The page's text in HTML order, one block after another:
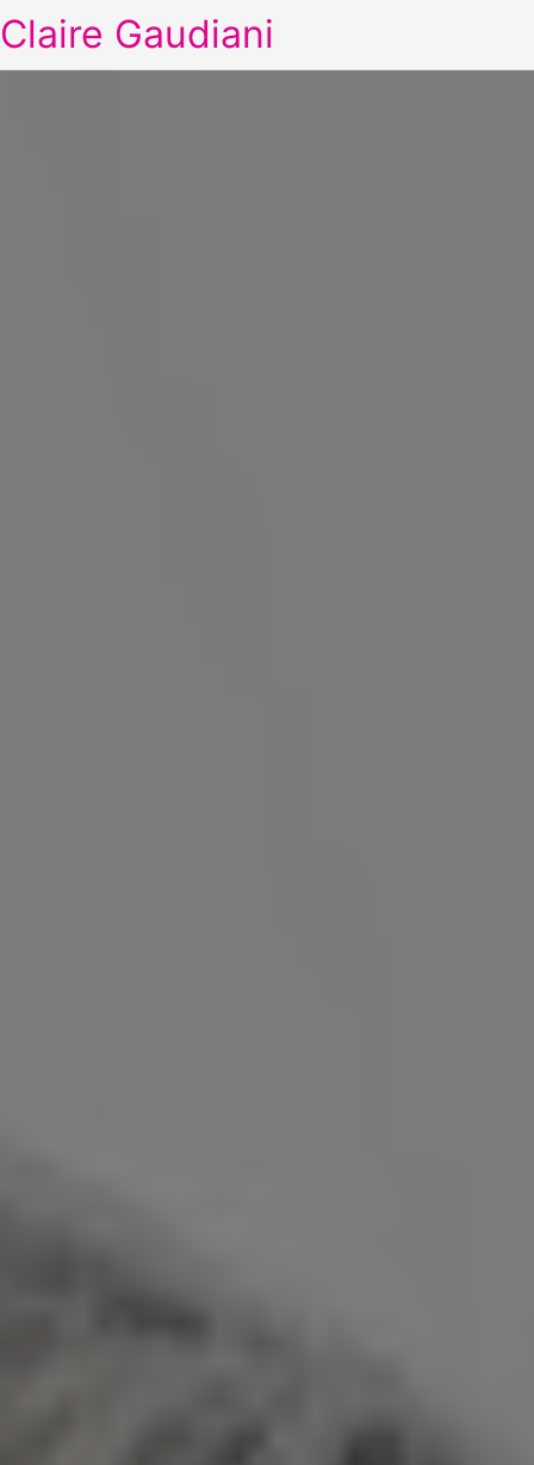
Claire Gaudiani